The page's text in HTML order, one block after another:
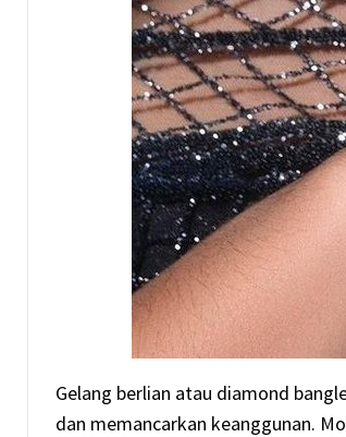
Gelang berlian atau diamond
dan memancarkan keanggunan.